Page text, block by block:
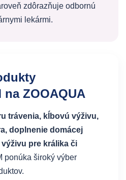
zdôrazňuje odbornú
lekármi.
na ZOOAQUA
trávenia, kĺbovú výživu,
doplnenie domácej
pre králika či
ponúka široký výber